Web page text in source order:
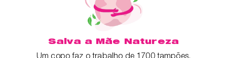
Salva a Mãe Natureza
Um copo faz o trabalho de 1700 tampões.